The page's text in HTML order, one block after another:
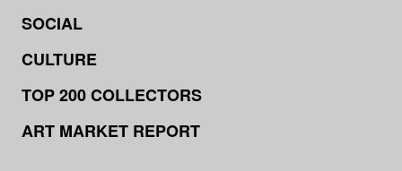
SOCIAL
CULTURE
TOP 200 COLLECTORS
ART MARKET REPORT